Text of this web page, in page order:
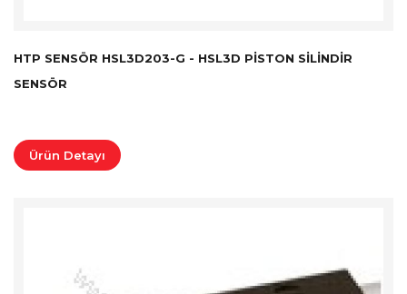
HTP SENSÖR HSL3D203-G - HSL3D PISTON SILINDIR
SENSÖR
Ürün Detayı